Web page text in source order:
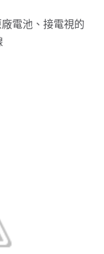
電池、接電視的